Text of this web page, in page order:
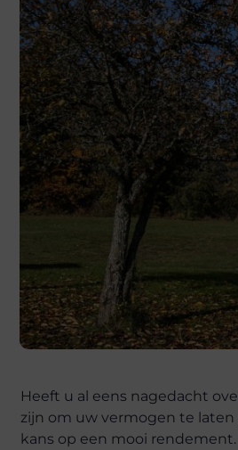
Heeft u al eens nagedacht
zijn om uw vermogen te
kans op een mooi